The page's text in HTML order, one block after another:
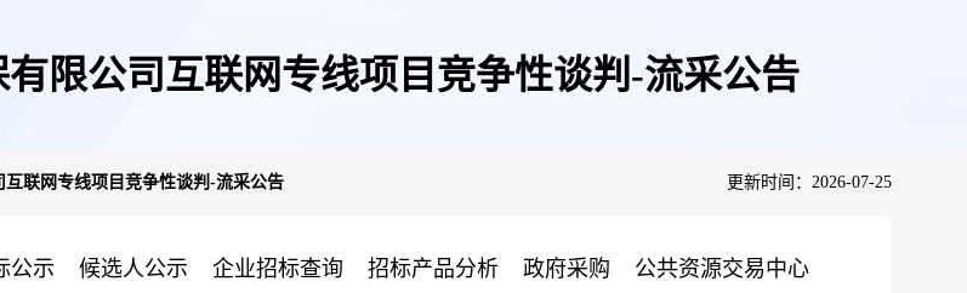
限公司互联网专线项目竞争性谈判-流采公告
联网专线项目竞争性谈判-流采公告 更新时间：2026-07-25
公示 候选人公示 企业招标查询 招标产品分析 政府采购 公共资源交易中心